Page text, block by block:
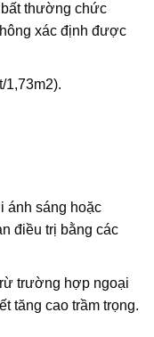
bất thường chức
xác định được
1,73m2).
ánh sáng hoặc
điều trị bằng các
trường hợp ngoại
tăng cao trầm trọng.